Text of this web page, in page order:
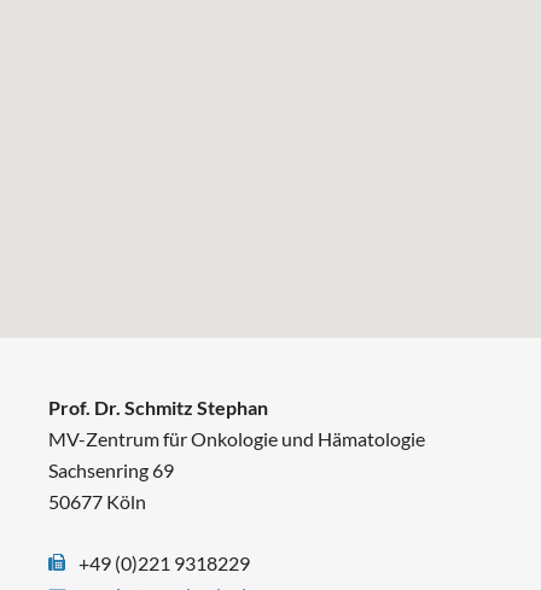
Prof. Dr. Schmitz Stephan
MV-Zentrum für Onkologie und Hämatologie
Sachsenring 69
50677 Köln
+49 (0)221 9318229